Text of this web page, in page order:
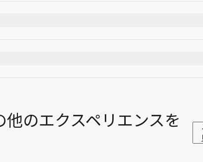
可能です。
ルコール飲料、アラカルトメニュー、シャワー設備
アップグレード料金にてご利用いただけます。追加料金
のエクスペリエンスを